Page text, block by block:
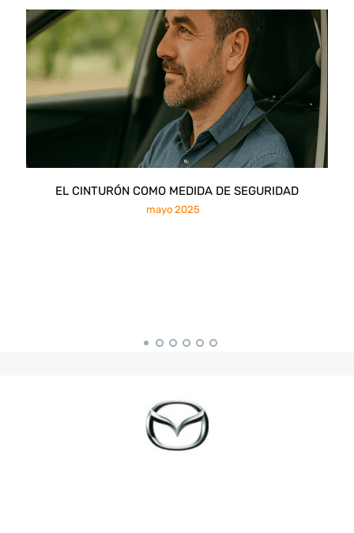
EL CINTURÓN COMO MEDIDA DE SEGURIDAD
mayo 2025